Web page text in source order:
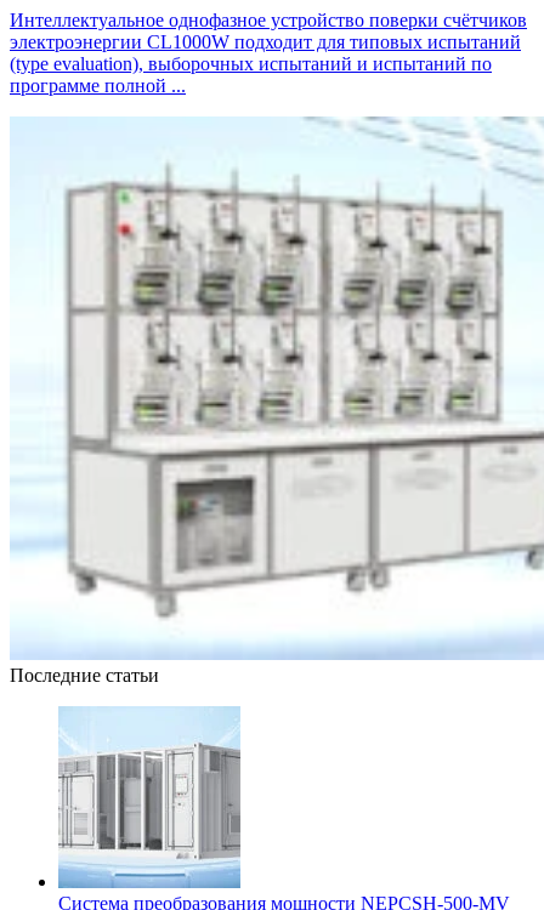
Интеллектуальное однофазное устройство поверки счётчиков
электроэнергии CL1000W подходит для типовых испытаний
(type evaluation), выборочных испытаний и испытаний по
программе полной ...
Последние статьи
Система преобразования мощности NEPCSH-500-MV